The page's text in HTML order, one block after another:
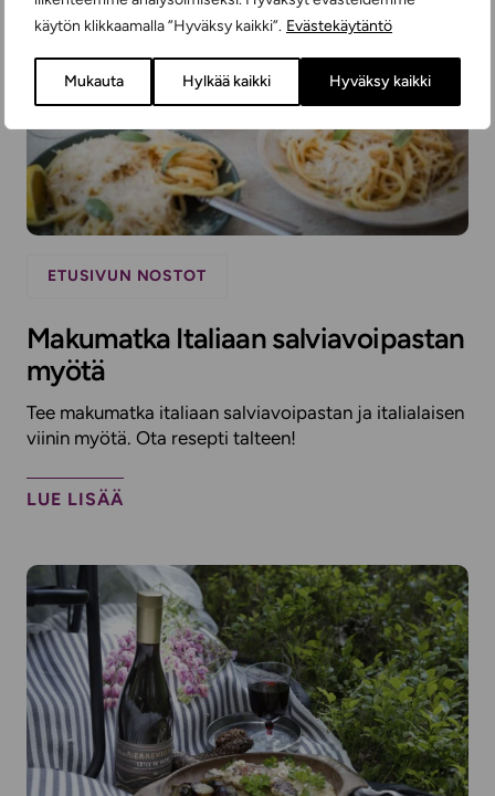
käytön klikkaamalla ”Hyväksy kaikki”. Evästekäytäntö
Mukauta Hylkää kaikki Hyväksy kaikki
ETUSIVUN NOSTOT
Makumatka Italiaan salviavoipastan
myötä
Tee makumatka italiaan salviavoipastan ja italialaisen
viinin myötä. Ota resepti talteen!
LUE LISÄÄ